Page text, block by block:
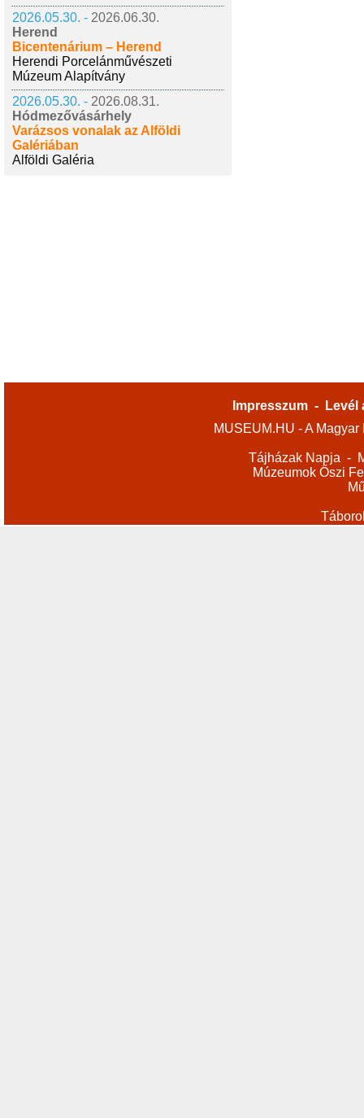
2026.05.30. - 2026.06.30.
Herend
Bicentenárium – Herend
Herendi Porcelánművészeti
Múzeum Alapítvány
2026.05.30. - 2026.08.31.
Hódmezővásárhely
Varázsos vonalak az Alföldi
Galériában
Alföldi Galéria
Impresszum -
Levél
MUSEUM.HU - A
Tájházak Napja -
Múzeumok Őszi